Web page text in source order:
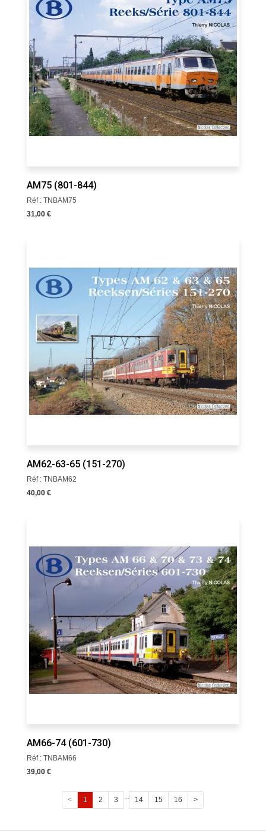
AM75 (801-844)
Réf : TNBAM75
31,00 €
AM62-63-65 (151-270)
Réf : TNBAM62
40,00 €
AM66-74 (601-730)
Réf : TNBAM66
39,00 €
< 1 2 3 ... 14 15 16 >